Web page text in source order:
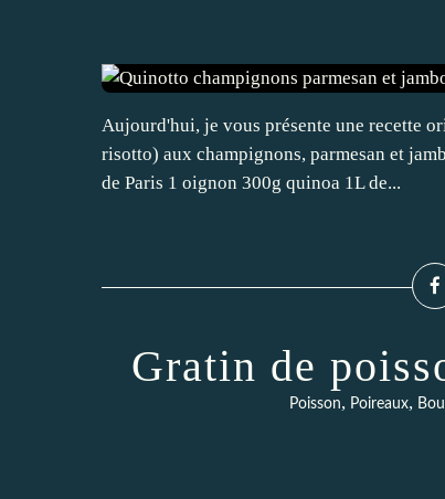
Aujourd'hui, je vous présente une recette
risotto) aux champignons, parmesan et
de Paris 1 oignon 300g quinoa 1L de...
Gratin de
Poisson, Poireaux,